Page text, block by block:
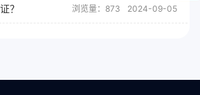
？ 浏览量：873 2024-09-05